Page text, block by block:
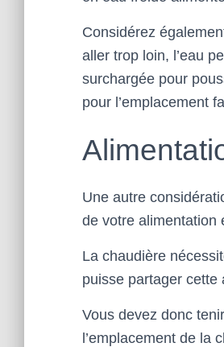
Considérez
aller trop loin, l’eau
surchargée pour
pour l’emplacement
Une autre
de votre alimentation
La chaudière
puisse partager cette
Vous devez donc
l’emplacement de la